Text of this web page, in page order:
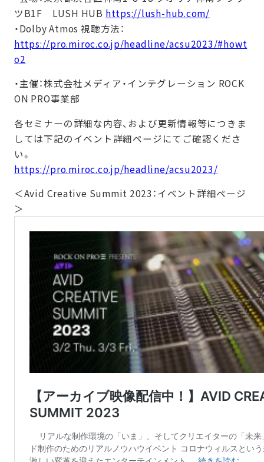
ツB1F LUSH HUB https://lush-hub.com/
・Dolby Atmos 視聴方法：
https://pro.miroc.co.jp/headline/acsu2023/#howt
o2
・主催：株式会社メディア・インテグレーション ROCK
ON PRO事業部
各セミナーの詳細な内容、および更新情報等につきま
しては下記のイベント詳細ページにてご確認くださ
い。
https://pro.miroc.co.jp/headline/acsu2023/
＜Avid Creative Summit 2023：イベント詳細ページ
＞